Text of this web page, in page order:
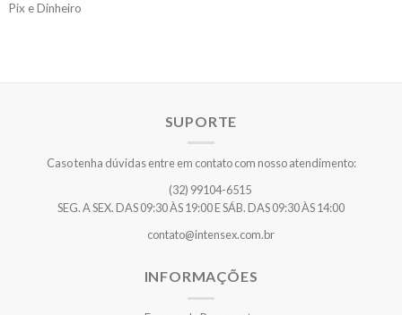
Pix e Dinheiro
SUPORTE
Caso tenha dúvidas entre em contato com nosso atendimento:
(32) 99104-6515
SEG. A SEX. DAS 09:30 ÀS 19:00 E SÁB. DAS 09:30 ÀS 14:00
contato@intensex.com.br
INFORMAÇÕES